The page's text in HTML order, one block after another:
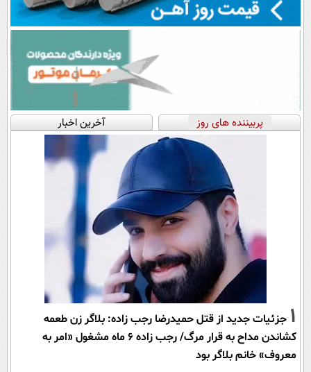
پربیننده های روز آخرین اخبار
1 جزئیات جدید از قتل حمیدرضا رجب زاده: بلاگر زن طعمه
کشاندن مداح به قرار مرگ/ رجب زاده 6 ماه مشغول «امر به
معروف» خانم بلاگر بود